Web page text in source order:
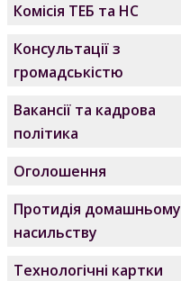
Комісія ТЕБ та НС
Консультації з
громадськістю
Вакансії та кадрова
політика
Оголошення
Протидія домашньому
насильству
Технологічні картки